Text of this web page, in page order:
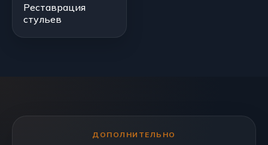
Реставрация
стульев
ДОПОЛНИТЕЛЬНО